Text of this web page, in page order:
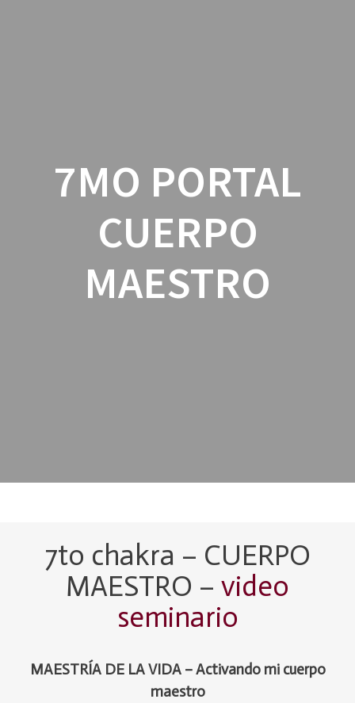
7MO PORTAL
CUERPO
MAESTRO
7to chakra – CUERPO
MAESTRO – video
seminario
MAESTRÍA DE LA VIDA – Activando mi cuerpo
maestro